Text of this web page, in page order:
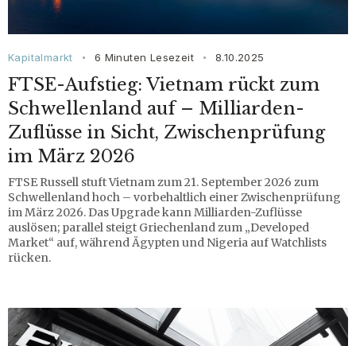
Kapitalmarkt • 6 Minuten Lesezeit • 8.10.2025
FTSE-Aufstieg: Vietnam rückt zum
Schwellenland auf – Milliarden-
Zuflüsse in Sicht, Zwischenprüfung
im März 2026
FTSE Russell stuft Vietnam zum 21. September 2026 zum
Schwellenland hoch – vorbehaltlich einer Zwischenprüfung
im März 2026. Das Upgrade kann Milliarden-Zuflüsse
auslösen; parallel steigt Griechenland zum „Developed
Market“ auf, während Ägypten und Nigeria auf Watchlists
rücken.